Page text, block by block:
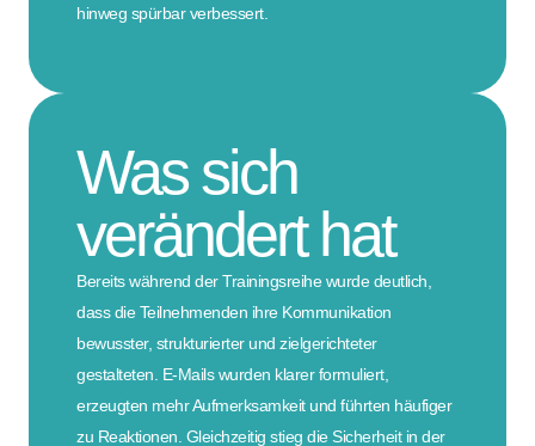
hinweg spürbar verbessert.
Was sich
verändert hat
Bereits während der Trainingsreihe wurde deutlich,
dass die Teilnehmenden ihre Kommunikation
bewusster, strukturierter und zielgerichteter
gestalteten. E-Mails wurden klarer formuliert,
erzeugten mehr Aufmerksamkeit und führten häufiger
zu Reaktionen. Gleichzeitig stieg die Sicherheit in der